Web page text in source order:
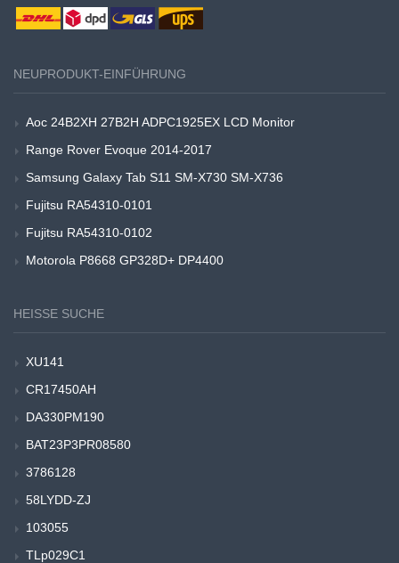
NEUPRODUKT-EINFÜHRUNG
Aoc 24B2XH 27B2H ADPC1925EX LCD Monitor
Range Rover Evoque 2014-2017
Samsung Galaxy Tab S11 SM-X730 SM-X736
Fujitsu RA54310-0101
Fujitsu RA54310-0102
Motorola P8668 GP328D+ DP4400
HEISSE SUCHE
XU141
CR17450AH
DA330PM190
BAT23P3PR08580
3786128
58LYDD-ZJ
103055
TLp029C1